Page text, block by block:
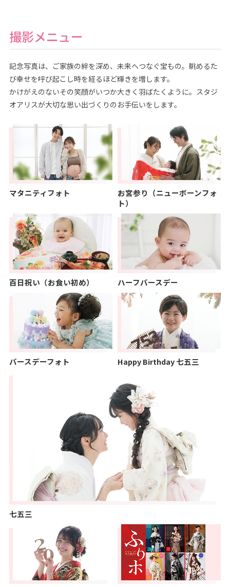
撮影メニュー
記念写真は、ご家族の絆を深め、未来へつなぐ宝もの。眺めるた
び幸せを呼び起こし時を経るほど輝きを増します。
かけがえのないその笑顔がいつか大きく羽ばたくように。スタジ
オアリスが大切な思い出づくりのお手伝いをします。
マタニティフォト
お宮参り（ニューボーンフォ
ト）
百日祝い（お食い初め） ハーフバースデー
バースデーフォト Happy Birthday 七五三
七五三